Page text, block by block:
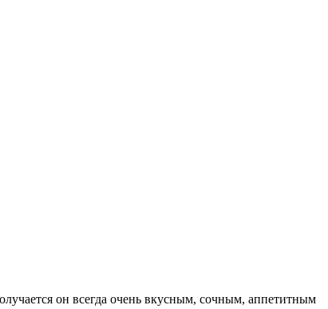
он всегда очень вкусным, сочным, аппетитным